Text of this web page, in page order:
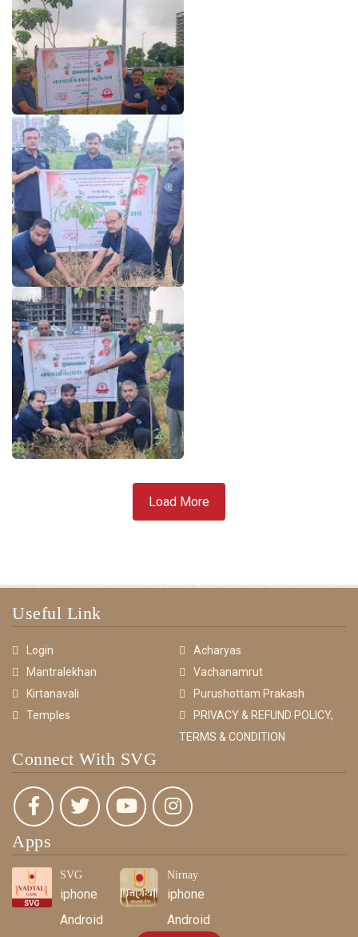
Load More
Useful Link
Login
Acharyas
Mantralekhan
Vachanamrut
Kirtanavali
Purushottam Prakash
Temples
PRIVACY & REFUND POLICY,
TERMS & CONDITION
Connect With SVG
Apps
SVG
iphone
Android
Nirnay
iphone
Android